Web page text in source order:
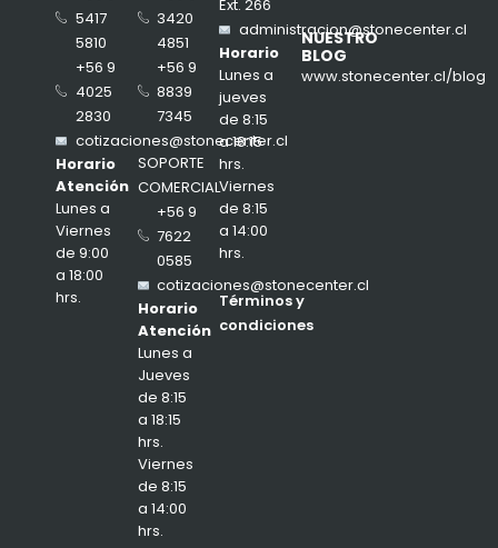
5417
5810
+56 9
4025
2830
cotizaciones@stonecenter.cl
Horario
Atención
Lunes a
Viernes
de 9:00
a 18:00
hrs.
3420
4851
+56 9
8839
7345
SOPORTE
COMERCIAL
+56 9
7622
0585
cotizaciones@stonecenter.cl
Horario
Atención
Lunes a
Jueves
de 8:15
a 18:15
hrs.
Viernes
de 8:15
a 14:00
hrs.
Ext. 266
administracion@stonecenter.cl
Horario
Lunes a
jueves
de 8:15
a 18:15
hrs.
Viernes
de 8:15
a 14:00
hrs.
Términos y
condiciones
NUESTRO
BLOG
www.stonecenter.cl/blog